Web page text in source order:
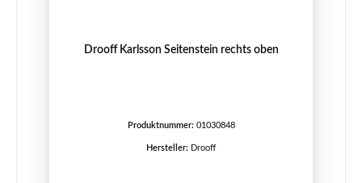
Drooff Karlsson Seitenstein rechts oben
Produktnummer: 01030848
Hersteller: Drooff